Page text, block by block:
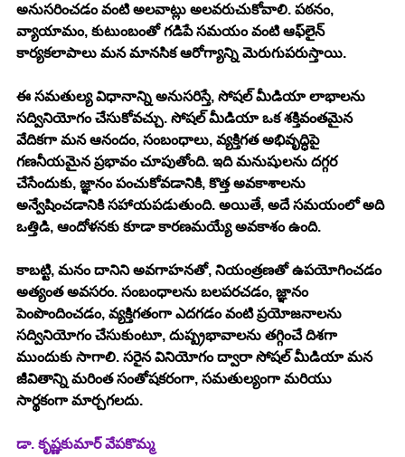
అనుసరించడం వంటి అలవాట్లు అలవరుచుకోవాలి. పఠనం,
వ్యాయామం, కుటుంబంతో గడిపే సమయం వంటి ఆఫ్‌లైన్
కార్యకలాపాలు మన మానసిక ఆరోగ్యాన్ని మెరుగుపరుస్తాయి.
ఈ సమతుల్య విధానాన్ని అనుసరిస్తే, సోషల్ మీడియా లాభాలను
సద్వినియోగం చేసుకోవచ్చు. సోషల్ మీడియా ఒక శక్తివంతమైన
వేదికగా మన ఆనందం, సంబంధాలు, వ్యక్తిగత అభివృద్ధిపై
గణనీయమైన ప్రభావం చూపుతోంది. ఇది మనుషులను దగ్గర
చేసేందుకు, జ్ఞానం పంచుకోవడానికి, కొత్త అవకాశాలను
అన్వేషించడానికి సహాయపడుతుంది. అయితే, అదే సమయంలో అది
ఒత్తిడి, ఆందోళనకు కూడా కారణమయ్యే అవకాశం ఉంది.
కాబట్టి, మనం దానిని అవగాహనతో, నియంత్రణతో ఉపయోగించడం
అత్యంత అవసరం. సంబంధాలను బలపరచడం, జ్ఞానం
పెంపొందించడం, వ్యక్తిగతంగా ఎదగడం వంటి ప్రయోజనాలను
సద్వినియోగం చేసుకుంటూ, దుష్ప్రభావాలను తగ్గించే దిశగా
ముందుకు సాగాలి. సరైన వినియోగం ద్వారా సోషల్ మీడియా మన
జీవితాన్ని మరింత సంతోషకరంగా, సమతుల్యంగా మరియు
సార్థకంగా మార్చగలదు.
డా. కృష్ణకుమార్ వేపకొమ్మ